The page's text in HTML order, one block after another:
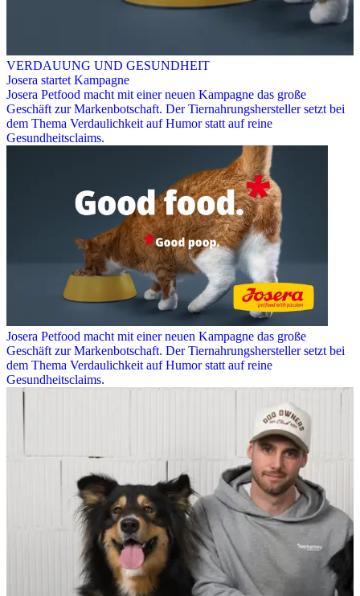
VERDAUUNG UND GESUNDHEIT
Josera startet Kampagne
Josera Petfood macht mit einer neuen Kampagne das große
Geschäft zur Markenbotschaft. Der Tiernahrungshersteller setzt bei
dem Thema Verdaulichkeit auf Humor statt auf reine
Gesundheitsclaims.
Josera Petfood macht mit einer neuen Kampagne das große
Geschäft zur Markenbotschaft. Der Tiernahrungshersteller setzt bei
dem Thema Verdaulichkeit auf Humor statt auf reine
Gesundheitsclaims.